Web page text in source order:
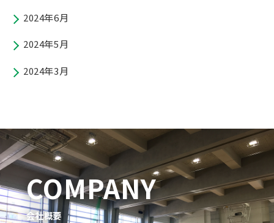
2024年6月
2024年5月
2024年3月
COMPANY
会社概要